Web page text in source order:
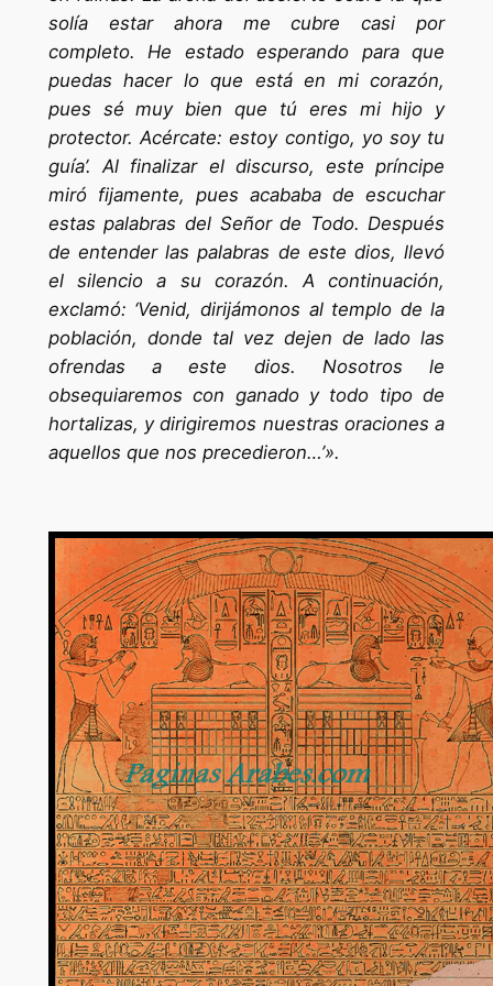
solía estar ahora me cubre casi por
completo. He estado esperando para que
puedas hacer lo que está en mi corazón,
pues sé muy bien que tú eres mi hijo y
protector. Acércate: estoy contigo, yo soy tu
guía’. Al finalizar el discurso, este príncipe
miró fijamente, pues acababa de escuchar
estas palabras del Señor de Todo. Después
de entender las palabras de este dios, llevó
el silencio a su corazón. A continuación,
exclamó: ‘Venid, dirijámonos al templo de la
población, donde tal vez dejen de lado las
ofrendas a este dios. Nosotros le
obsequiaremos con ganado y todo tipo de
hortalizas, y dirigiremos nuestras oraciones a
aquellos que nos precedieron…’».